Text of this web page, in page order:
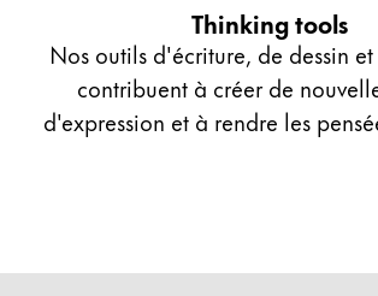
Thinking tools
Nos outils d'écriture, de dessin
contribuent à créer de
d'expression et à rendre les